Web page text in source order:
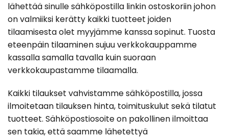
lähettää sinulle sähköpostilla linkin ostoskoriin johon
on valmiiksi kerätty kaikki tuotteet joiden
tilaamisesta olet myyjämme kanssa sopinut. Tuosta
eteenpäin tilaaminen sujuu verkkokauppamme
kassalla samalla tavalla kuin suoraan
verkkokaupastamme tilaamalla.
Kaikki tilaukset vahvistamme sähköpostilla, jossa
ilmoitetaan tilauksen hinta, toimituskulut sekä tilatut
tuotteet. Sähköpostiosoite on pakollinen ilmoittaa
sen takia, että saamme lähetettyä